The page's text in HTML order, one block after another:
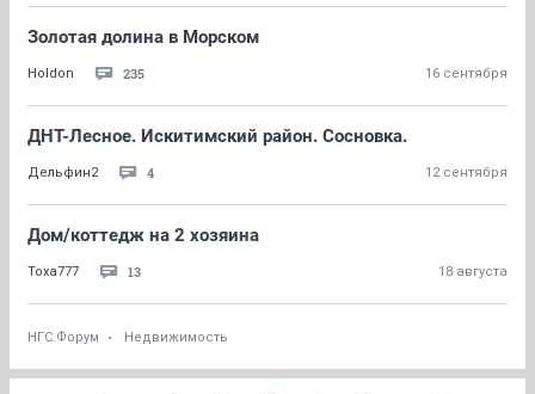
Золотая долина в Морском
Holdon 235 16 сентября
ДНТ-Лесное. Искитимский район. Сосновка.
Дельфин2 4 12 сентября
Дом/коттедж на 2 хозяина
Toxa777 13 18 августа
НГС.Форум Недвижимость